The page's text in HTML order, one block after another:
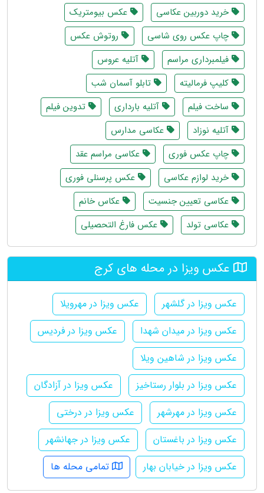
خرید دوربین عکاسی
عکس بیومتریک
چاپ عکس روی شاسی
روتوش عکس
فیلمبرداری مراسم
آتلیه عروس
کلیپ فرمالیته
تابلو آسمان شب
ساخت فیلم
آتلیه بارداری
تدوین فیلم
آتلیه نوزاد
عکاسی مدارس
چاپ عکس فوری
عکاسی مراسم عقد
خرید لوازم عکاسی
عکس پرسنلی فوری
عکاسی تعیین جنسیت
عکاس خانم
عکاسی تولد
عکس فارغ التحصیلی
عکس ویزا در محله های کرج
عکس ویزا در گلشهر
عکس ویزا در مهرویلا
عکس ویزا در میدان شهدا
عکس ویزا در فردیس
عکس ویزا در شاهین ویلا
عکس ویزا در بلوار رستاخیز
عکس ویزا در آزادگان
عکس ویزا در مهرشهر
عکس ویزا در درختی
عکس ویزا در باغستان
عکس ویزا در جهانشهر
عکس ویزا در خیابان بهار
تمامی محله ها